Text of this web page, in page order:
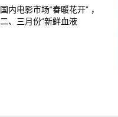
国内电影市场“春暖花开” ，
二、三月份“新鲜血液